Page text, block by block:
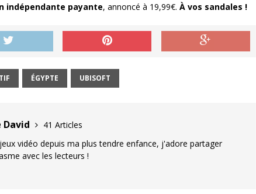
indépendante payante, annoncé à 19,99€. À vos sandales !
ÉGYPTE UBISOFT
David
41 Articles
vidéo depuis ma plus tendre enfance, j'adore partager
avec les lecteurs !